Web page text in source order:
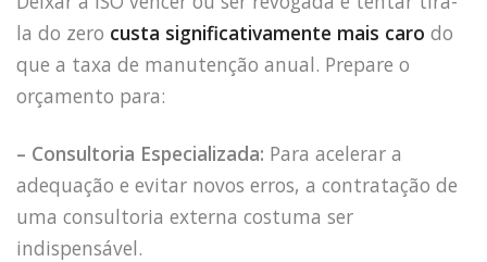
la do zero custa significativamente mais caro do
que a taxa de manutenção anual. Prepare o
orçamento para:
– Consultoria Especializada: Para acelerar a
adequação e evitar novos erros, a contratação de
uma consultoria externa costuma ser
indispensável.